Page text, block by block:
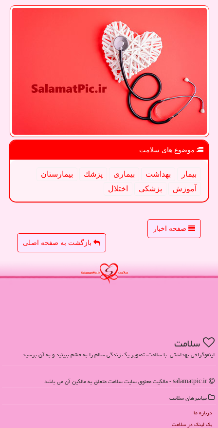
موضوع های سلامت
بیمار بهداشت بیماری پزشك
بیمارستان
آموزش
پزشكی اختلال
صفحه اخبار
بازگشت به صفحه اصلی
سلامت
اینفوگرافی بهداشتی. با سلامت، تصویر یک زندگی سالم را به چشم ببینید و به آن برسید.
میانبرهای سلامت
درباره ما
بک لینک در سلامت